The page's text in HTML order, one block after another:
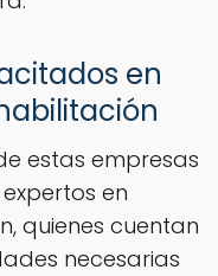
en
estas empresas
en
quienes cuentan
necesarias